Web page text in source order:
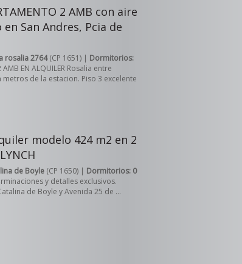
2 AMB con aire
San Andres, Pcia de
rosalia 2764(CP 1651) | Dormitorios:
AMB EN ALQUILER Rosalia entre
de la estacion. Piso 3 excelente
modelo 424 m2 en 2
de Boyle (CP 1650) | Dormitorios: 0
y detalles exclusivos.
de Boyle y Avenida 25 de ...